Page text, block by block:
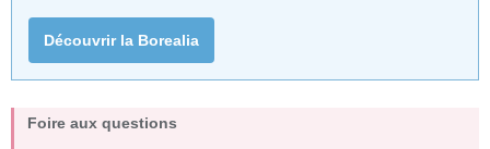
Découvrir la Borealia
Foire aux questions